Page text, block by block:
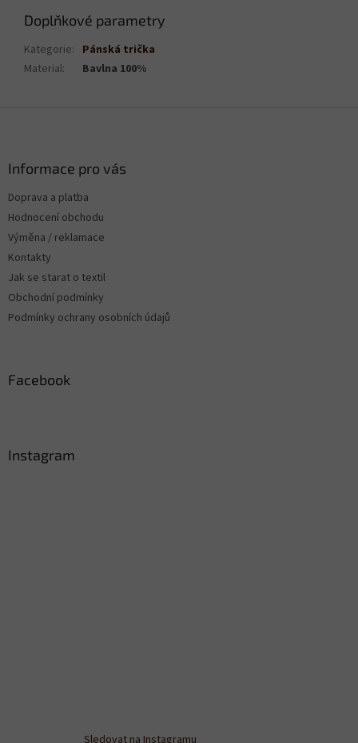
Doplňkové parametry
Kategorie: Pánská trička
Material: Bavlna 100%
Informace pro vás
Doprava a platba
Hodnocení obchodu
Výměna / reklamace
Kontakty
Jak se starat o textil
Obchodní podmínky
Podmínky ochrany osobních údajů
Facebook
Instagram